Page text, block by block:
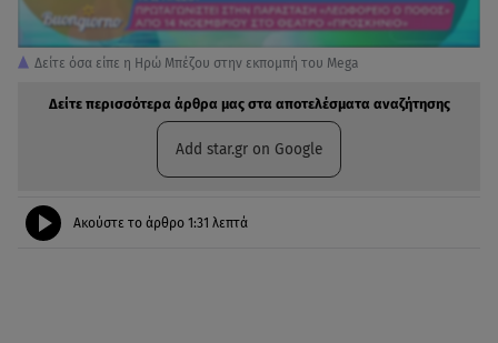
Δείτε όσα είπε η Ηρώ Μπέζου στην εκπομπή του Mega
Δείτε περισσότερα άρθρα μας στα αποτελέσματα αναζήτησης
Add star.gr on Google
Ακούστε το άρθρο 1:31 λεπτά